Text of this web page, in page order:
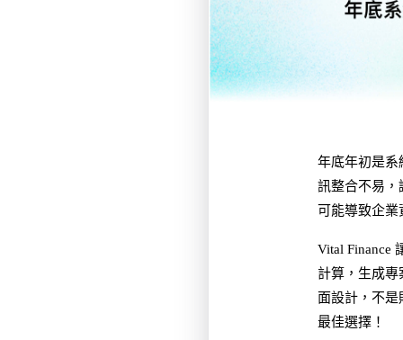
年底年初是系
訊整合不易，
可能導致企
Vital Finance
計算，生成
面設計，不
最佳選擇！